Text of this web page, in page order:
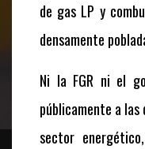
de gas LP y
densamente
Ni la FGR ni el
públicamente a las
sector